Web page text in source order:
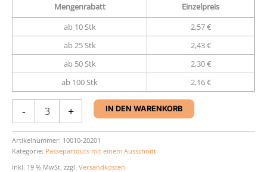
Mengenrabatt
Einzelpreis
ab 10 Stk
2,57 €
ab 25 Stk
2,43 €
ab 50 Stk
2,30 €
ab 100 Stk
2,16 €
-
x
28
cm
Menge
+ IN DEN WARENKORB
Artikelnummer: 10010-20201
Kategorie: Passepartouts mit einem Ausschnitt
inkl. 19 % MwSt. zzgl. Versandkosten